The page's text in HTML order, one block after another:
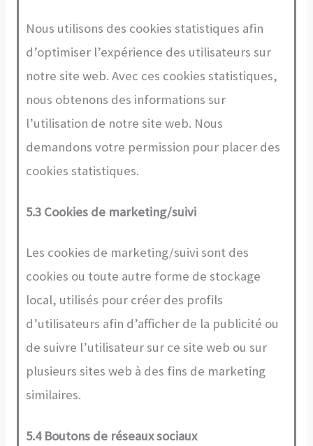
Nous utilisons des cookies statistiques afin
d’optimiser l’expérience des utilisateurs sur
notre site web. Avec ces cookies statistiques,
nous obtenons des informations sur
l’utilisation de notre site web. Nous
demandons votre permission pour placer des
cookies statistiques.
5.3 Cookies de marketing/suivi
Les cookies de marketing/suivi sont des
cookies ou toute autre forme de stockage
local, utilisés pour créer des profils
d’utilisateurs afin d’afficher de la publicité ou
de suivre l’utilisateur sur ce site web ou sur
plusieurs sites web à des fins de marketing
similaires.
5.4 Boutons de réseaux sociaux